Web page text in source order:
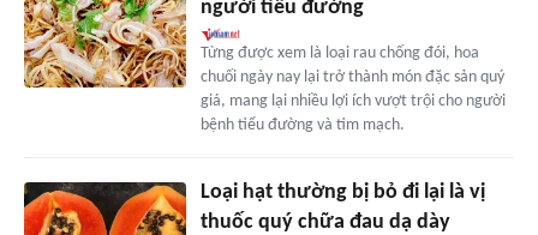
người tiểu đường
Từng được xem là loại rau chống đói, hoa
chuối ngày nay lại trở thành món đặc sản quý
giá, mang lại nhiều lợi ích vượt trội cho người
bệnh tiểu đường và tim mạch.
Loại hạt thường bị bỏ đi lại là vị
thuốc quý chữa đau dạ dày